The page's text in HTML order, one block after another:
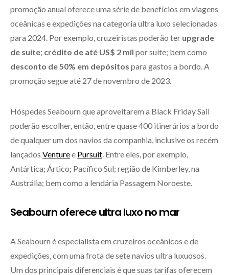
promoção anual oferece uma série de benefícios em viagens
oceânicas e expedições na categoria ultra luxo selecionadas
para 2024. Por exemplo, cruzeiristas poderão ter upgrade
de suíte; crédito de até US$ 2 mil por suíte; bem como
desconto de 50% em depósitos para gastos a bordo. A
promoção segue até 27 de novembro de 2023.
Hóspedes Seabourn que aproveitarem a Black Friday Sail
poderão escolher, então, entre quase 400 itinerários a bordo
de qualquer um dos navios da companhia, inclusive os recém
lançados Venturee Pursuit . Entre eles, por exemplo,
Antártica; Ártico; Pacífico Sul; região de Kimberley, na
Austrália; bem como a lendária Passagem Noroeste.
Seabourn oferece ultra luxo no mar
A Seabourn é especialista em cruzeiros oceânicos e de
expedições, com uma frota de sete navios ultra luxuosos.
Um dos principais diferenciais é que suas tarifas oferecem